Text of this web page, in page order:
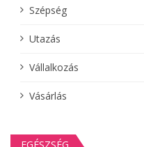
Szépség
Utazás
Vállalkozás
Vásárlás